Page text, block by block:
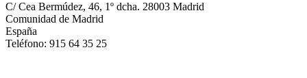
C/ Cea Bermúdez, 46, 1º dcha. 28003 Madrid
Comunidad de Madrid
España
Teléfono: 915 64 35 25